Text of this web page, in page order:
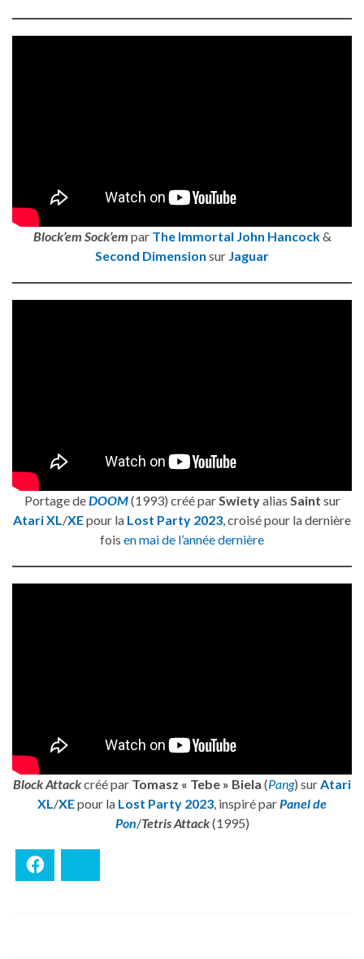
Block’em Sock’em par The Immortal John Hancock&
Second Dimension sur Jaguar
Portage deDOOM(1993) créé parSwietyalias Saint sur
Atari XL/XEpour la Lost Party 2023, croisé pour la dernière
fois en mai de l’année dernière
Block Attackcréé par Tomasz « Tebe » Biela (Pang) surAtari
XL/XEpour la Lost Party 2023, inspiré parPanel de
Pon/Tetris Attack(1995)